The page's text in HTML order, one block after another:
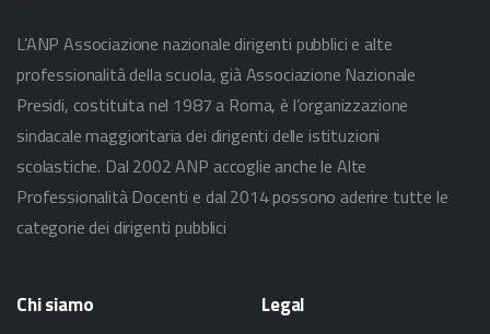
L’ANP Associazione nazionale dirigenti pubblici e alte
professionalità della scuola, già Associazione Nazionale
Presidi, costituita nel 1987 a Roma, è l’organizzazione
sindacale maggioritaria dei dirigenti delle istituzioni
scolastiche. Dal 2002 ANP accoglie anche le Alte
Professionalità Docenti e dal 2014 possono aderire tutte le
categorie dei dirigenti pubblici
Chisiamo Legal